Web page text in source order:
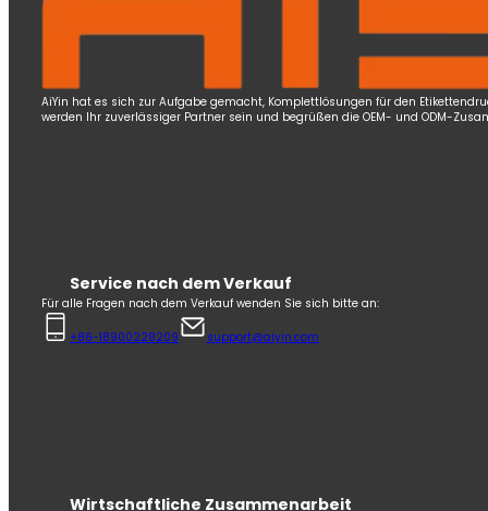
AiYin hat es sich zur Aufgabe gemacht, Komplettlösungen für den
werden Ihr zuverlässiger Partner sein und begrüßen die OEM- und ODM-
Service nach dem Verkauf
Für alle Fragen nach dem Verkauf wenden Sie sich bitte an:
+86-18900228209 support@aiyin.com
Wirtschaftliche Zusammenarbeit